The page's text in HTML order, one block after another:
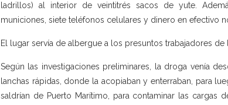
ladrillos) al interior de veintitrés sacos de yute.
municiones, siete teléfonos celulares y dinero en efectivo
El lugar servía de albergue a los presuntos trabajadores de
Según las investigaciones preliminares, la droga venía
lanchas rápidas, donde la acopiaban y enterraban, para
saldrían de Puerto Marítimo, para contaminar las cargas